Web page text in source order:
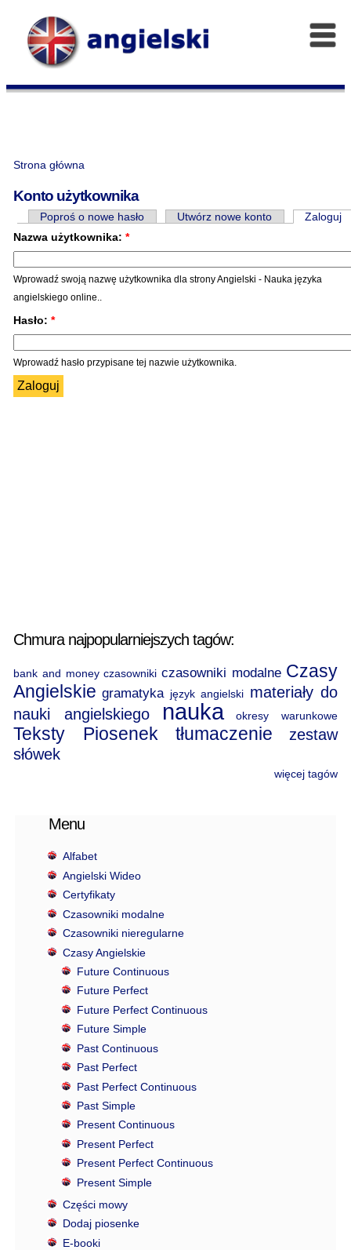
Strona główna
Konto użytkownika
Poproś o nowe hasło Utwórz nowe konto
Zaloguj
Nazwa użytkownika: *
Wprowadź swoją nazwę użytkownika dla strony Angielski - Nauka języka
angielskiego online..
Hasło: *
Wprowadź hasło przypisane tej nazwie użytkownika.
Chmura najpopularniejszych tagów:
bank and money czasowniki czasowniki modalne Czasy
Angielskie gramatyka język angielski materiały do
nauki angielskiego
nauka okresy warunkowe
Teksty Piosenek tłumaczenie
zestaw
słówek
więcej tagów
Menu
Alfabet
Angielski Wideo
Certyfikaty
Czasowniki modalne
Czasowniki nieregularne
Czasy Angielskie
Future Continuous
Future Perfect
Future Perfect Continuous
Future Simple
Past Continuous
Past Perfect
Past Perfect Continuous
Past Simple
Present Continuous
Present Perfect
Present Perfect Continuous
Present Simple
Części mowy
Dodaj piosenke
E-booki